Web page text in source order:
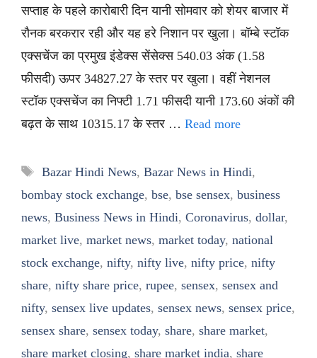
सप्ताह के पहले कारोबारी दिन यानी सोमवार को शेयर बाजार में
रौनक बरकरार रही और यह हरे निशान पर खुला। बॉम्बे स्टॉक
एक्सचेंज का प्रमुख इंडेक्स सेंसेक्स 540.03 अंक (1.58
फीसदी) ऊपर 34827.27 के स्तर पर खुला। वहीं नेशनल
स्टॉक एक्सचेंज का निफ्टी 1.71 फीसदी यानी 173.60 अंकों की
बढ़त के साथ 10315.17 के स्तर … Read more
Tags
Bazar Hindi News, Bazar News in Hindi,
bombay stock exchange, bse, bse sensex, business
news, Business News in Hindi, Coronavirus, dollar,
market live, market news, market today, national
stock exchange, nifty, nifty live, nifty price, nifty
share, nifty share price, rupee, sensex, sensex and
nifty, sensex live updates, sensex news, sensex price,
sensex share, sensex today, share, share market,
share market closing, share market india, share